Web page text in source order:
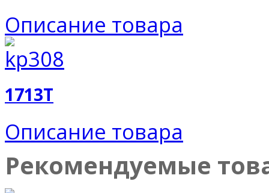
Описание товара
1713T
Описание товара
Рекомендуемые